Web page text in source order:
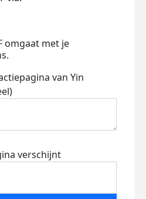
omgaat met je
van Yin
verschijnt